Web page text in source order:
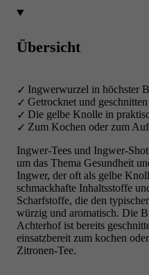
Übersicht
Ingwerwurzel in
Getrocknet und geschnitten
Die gelbe Knolle in
Zum Kochen oder zum
Ingwer-Tees und Ingwer-
um das Thema Gesundheit
Ingwer, der oft als gelbe
schmackhafte Inhaltsstoffe
Scharfstoffe, die den
würzig und aromatisch. Die
Achterhof ist bereits
einsatzbereit zum kochen
Zitronen-Tee.